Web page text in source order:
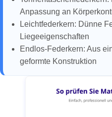
Anpassung an
Leichtfederkern: Dünne
Liegeeigenschaften
Endlos-Federkern: Aus
geformte Konstruktion